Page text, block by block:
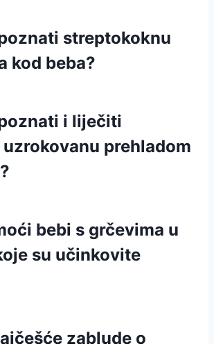
streptokoknu
kod beba?
i liječiti
prehladom
bebi s grčevima u
su učinkovite
zablude o